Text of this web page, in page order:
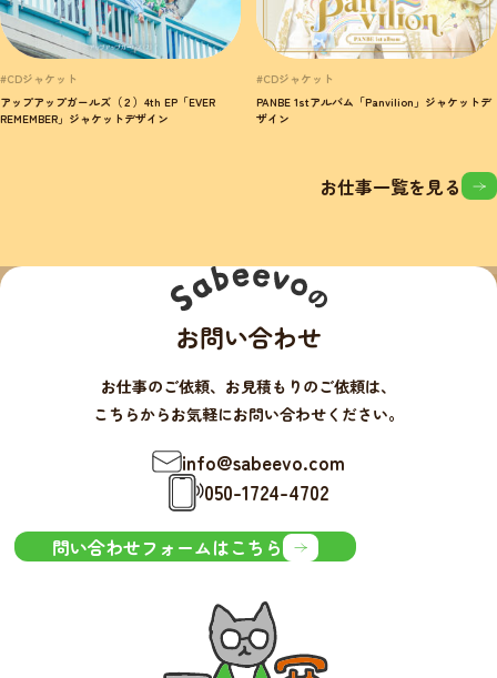
#CDジャケット
アップアップガールズ（２）4th EP「EVER
REMEMBER」ジャケットデザイン
#CDジャケット
PANBE 1stアルバム「Panvilion」ジャケットデ
ザイン
お仕事一覧を見る
お問い合わせ
お仕事のご依頼、お見積もりのご依頼は、
こちらからお気軽にお問い合わせください。
info@sabeevo.com
050-1724-4702
問い合わせフォームはこちら